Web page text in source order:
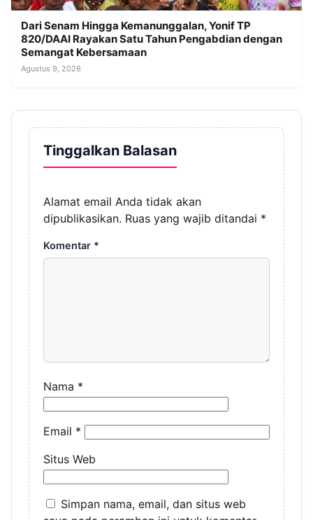
Dari Senam Hingga Kemanunggalan, Yonif TP
820/DAAI Rayakan Satu Tahun Pengabdian dengan
Semangat Kebersamaan
Agustus 9, 2026
Tinggalkan Balasan
Alamat email Anda tidak akan
dipublikasikan. Ruas yang wajib ditandai *
Komentar *
Nama *
Email *
Situs Web
Simpan nama, email, dan situs web